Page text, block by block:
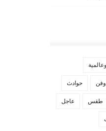
وفن حوادث
طقس عاجل